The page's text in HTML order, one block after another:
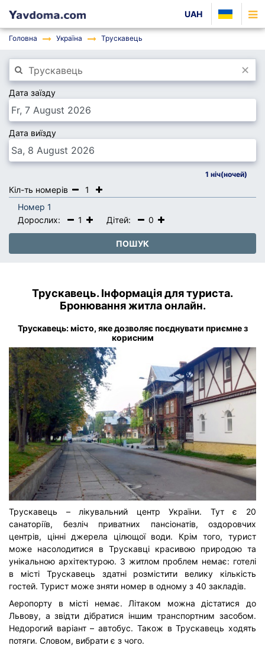
UAH
Головна Україна Трускавець
×
Дата заїзду
Дата виїзду
1 ніч(ночей)
Кіл-ть номерів
1
Номер 1
Дорослих:
1 Дітей: 0
ПОШУК
Трускавець. Інформація для туриста.
Бронювання житла онлайн.
Трускавець: місто, яке дозволяє поєднувати приємне з
корисним
Трускавець – лікувальний центр України. Тут є 20
санаторіїв, безліч приватних пансіонатів, оздоровчих
центрів, цінні джерела цілющої води. Крім того, турист
може насолодитися в Трускавці красивою природою та
унікальною архітектурою. З житлом проблем немає: готелі
в місті Трускавець здатні розмістити велику кількість
гостей. Турист може зняти номер в одному з 40 закладів.
Аеропорту в місті немає. Літаком можна дістатися до
Львову, а звідти дібратися іншим транспортним засобом.
Недорогий варіант – автобус. Також в Трускавець ходять
потяги. Словом, вибрати є з чого.